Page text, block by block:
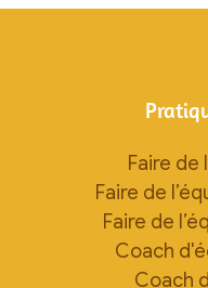
Faire de
Faire de
Faire de
Coach
Coach